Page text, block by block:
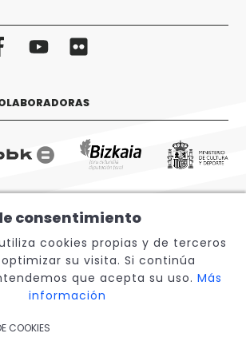
Fundazioa
consentimiento
cookies propias y de terceros
su visita. Si continúa
que acepta su uso. Más
información
COOKIES